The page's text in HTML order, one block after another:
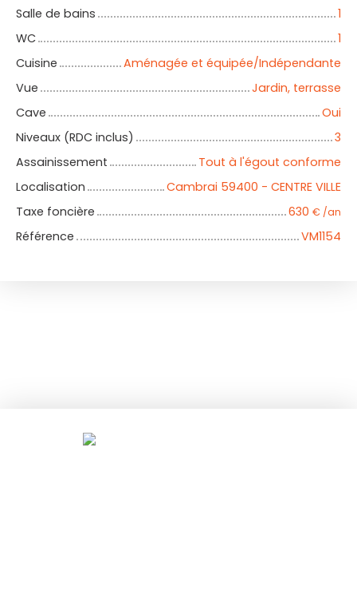
Salle de bains
1
WC
1
Cuisine
Aménagée et équipée/Indépendante
Vue
Jardin, terrasse
Cave
Oui
Niveaux (RDC inclus)
3
Assainissement
Tout à l'égout conforme
Localisation
Cambrai 59400 - CENTRE VILLE
Taxe foncière
630 € /an
Référence VM1154